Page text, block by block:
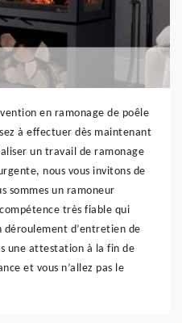
en ramonage de poêle
à effectuer dès maintenant
un travail de ramonage
nous vous invitons de
sommes un ramoneur
très fiable qui
d’entretien de
une attestation à la fin de
et vous n’allez pas le